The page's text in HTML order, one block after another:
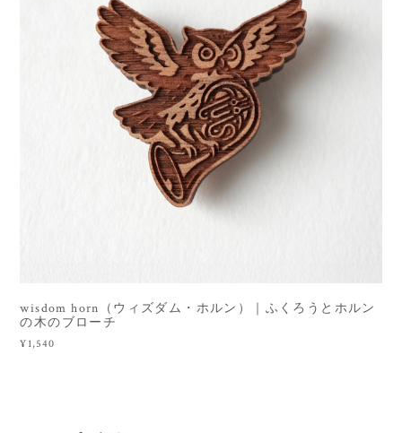
wisdom horn（ウィズダム・ホルン）｜ふくろうとホルン
の木のブローチ
¥1,540